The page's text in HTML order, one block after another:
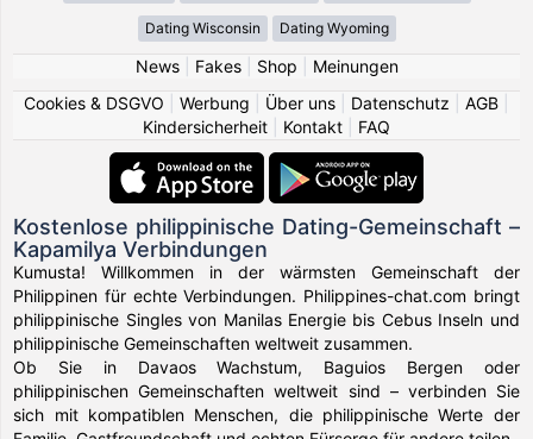
Dating Wisconsin Dating Wyoming
News| Fakes| Shop
Meinungen
Cookies & DSGVO
Werbung Über uns Datenschutz AGB
Kindersicherheit
Kontakt FAQ
Kostenlose philippinische Dating-Gemeinschaft –
Kapamilya Verbindungen
Kumusta! Willkommen in der wärmsten Gemeinschaft der
Philippinen für echte Verbindungen. Philippines-chat.com bringt
philippinische Singles von Manilas Energie bis Cebus Inseln und
philippinische Gemeinschaften weltweit zusammen.
Ob Sie in Davaos Wachstum, Baguios Bergen oder
philippinischen Gemeinschaften weltweit sind – verbinden Sie
sich mit kompatiblen Menschen, die philippinische Werte der